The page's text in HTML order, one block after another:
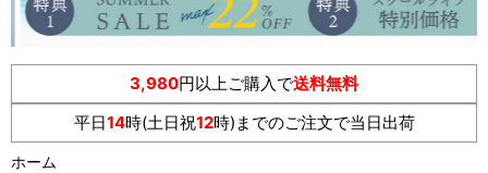
3,980円以上ご購入で送料無料
平日14時(土日祝12時)までのご注文で当日出荷
ホーム